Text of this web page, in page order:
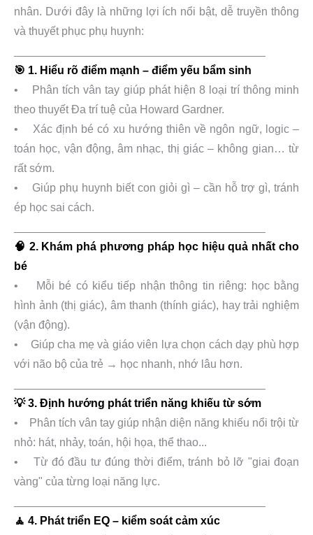
nhân. Dưới đây là những lợi ích nổi bật, dễ truyền thông
và thuyết phục phụ huynh:
🎯 1. Hiểu rõ điểm mạnh – điểm yếu bẩm sinh
• Phân tích vân tay giúp phát hiện 8 loại trí thông minh
theo thuyết Đa trí tuệ của Howard Gardner.
• Xác định bé có xu hướng thiên về ngôn ngữ, logic –
toán học, vận động, âm nhạc, thị giác – không gian… từ
rất sớm.
• Giúp phụ huynh biết con giỏi gì – cần hỗ trợ gì, tránh
ép học sai cách.
🧠 2. Khám phá phương pháp học hiệu quả nhất cho
bé
• Mỗi bé có kiểu tiếp nhận thông tin riêng: học bằng
hình ảnh (thị giác), âm thanh (thính giác), hay trải nghiệm
(vận động).
• Giúp cha mẹ và giáo viên lựa chọn cách dạy phù hợp
với não bộ của trẻ → học nhanh, nhớ lâu hơn.
💡 3. Định hướng phát triển năng khiếu từ sớm
• Phân tích vân tay giúp nhận diện năng khiếu nổi trội từ
nhỏ: hát, nhảy, toán, hội họa, thể thao...
• Từ đó đầu tư đúng thời điểm, tránh bỏ lỡ "giai đoạn
vàng" của từng loại năng lực.
🧘 4. Phát triển EQ – kiểm soát cảm xúc